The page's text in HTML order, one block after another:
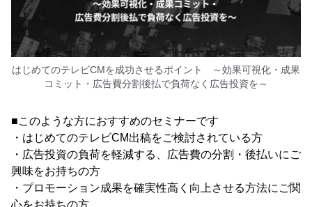
はじめてのテレビCMを成功させるポイント ～効果可視化・成果
コミット・広告費分割後払で負荷なく広告投資を～
■このような方におすすめのセミナーです
・はじめてのテレビCM出稿をご検討されている方
・広告投資の負荷を軽減する、広告費の分割・後払いにご
興味をお持ちの方
・プロモーション成果を確実性高く向上させる方法にご関